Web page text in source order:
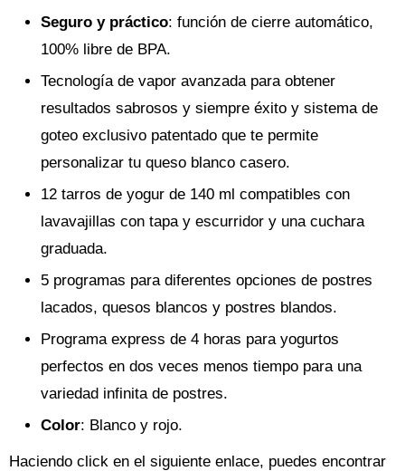
Seguro y práctico: función de cierre automático,
100% libre de BPA.
Tecnología de vapor avanzada para obtener
resultados sabrosos y siempre éxito y sistema de
goteo exclusivo patentado que te permite
personalizar tu queso blanco casero.
12 tarros de yogur de 140 ml compatibles con
lavavajillas con tapa y escurridor y una cuchara
graduada.
5 programas para diferentes opciones de postres
lacados, quesos blancos y postres blandos.
Programa express de 4 horas para yogurtos
perfectos en dos veces menos tiempo para una
variedad infinita de postres.
Color: Blanco y rojo.
Haciendo click en el siguiente enlace, puedes encontrar